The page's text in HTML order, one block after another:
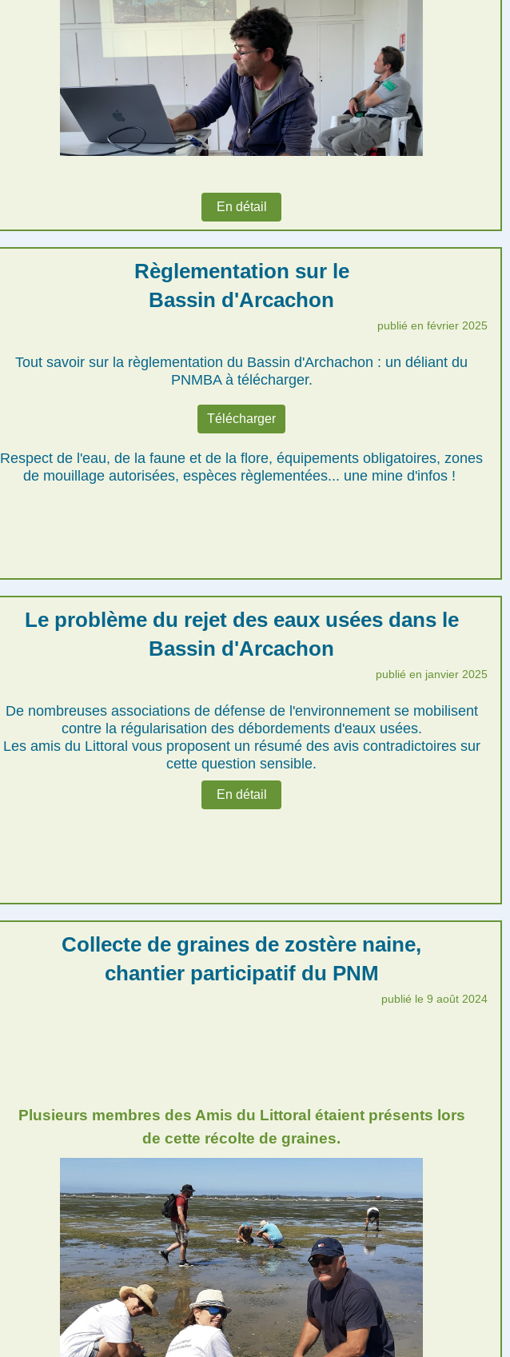
En détail
Règlementation sur le
Bassin d'Arcachon
publié en février 2025
Tout savoir sur la règlementation du Bassin d'Archachon : un déliant du
PNMBA à télécharger.
Télécharger
Respect de l'eau, de la faune et de la flore, équipements obligatoires, zones
de mouillage autorisées, espèces règlementées... une mine d'infos !
Le problème du rejet des eaux usées dans le
Bassin d'Arcachon
publié en janvier 2025
De nombreuses associations de défense de l'environnement se mobilisent
contre la régularisation des débordements d'eaux usées.
Les amis du Littoral vous proposent un résumé des avis contradictoires sur
cette question sensible.
En détail
Collecte de graines de zostère naine,
chantier participatif du PNM
publié le 9 août 2024
Plusieurs membres des Amis du Littoral étaient présents lors
de cette récolte de graines.